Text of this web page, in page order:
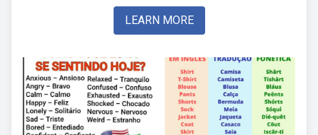
LEARN MORE